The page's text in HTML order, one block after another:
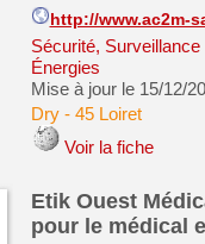
http://www.ac2m-
Sécurité,
Énergies
Mise à jour le 15/12/
Dry- 45 Loiret
Voir la fiche
Etik Ouest
pour le médical